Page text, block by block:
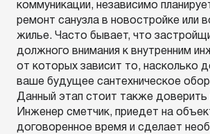
коммуникации, независимо
ремонт санузла в новостройке или
жилье. Часто бывает, что
должного внимания к внутренним
от которых зависит то, насколько
ваше будущее сантехническое
Данный этап стоит также доверить
Инженер сметчик, приедет на
договоренное время и сделает